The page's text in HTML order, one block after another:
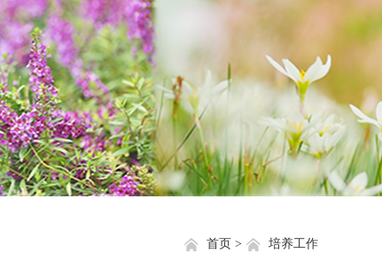
党建工作
文件汇编
团学通知
团学新闻
就业信息
活动通告
校友新闻
校友风采
校友名录
相关网站链接
关于我们培养工作
首页 >